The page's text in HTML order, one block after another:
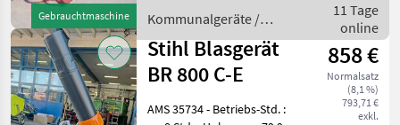
Kubota
Rapid
Baroness
Zaugg
Gebrauchtmaschine
Durchmesser ( 3 Klappen )
Kaminrohr hy
Kommunalgeräte /
Zaugg
11 Tage
online
Stihl Blasgerät
BR 800 C-E
858 €
Normalsatz
(8,1 %)
793,71 €
exkl.
AMS 35734 - Betriebs-Std. :